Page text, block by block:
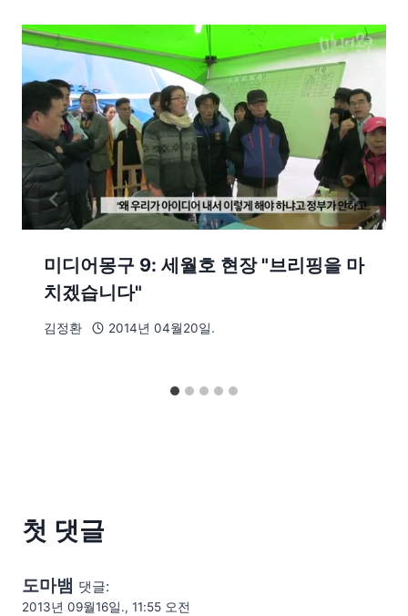
미디어몽구 9: 세월호 현장 "브리핑을 마
치겠습니다"
김정환 2014년 04월20일.
첫 댓글
도마뱀 댓글:
2013년 09월16일., 11:55 오전